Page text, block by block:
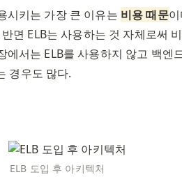
시키는 가장 큰 이유는 비용 때문이
면 ELB는 사용하는 것 자체로써
서는 ELB를 사용하지 않고 백엔
경우도 많다.
ELB 도입 후 아키텍처